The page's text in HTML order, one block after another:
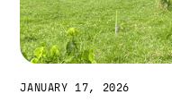
JANUARY 17, 2026